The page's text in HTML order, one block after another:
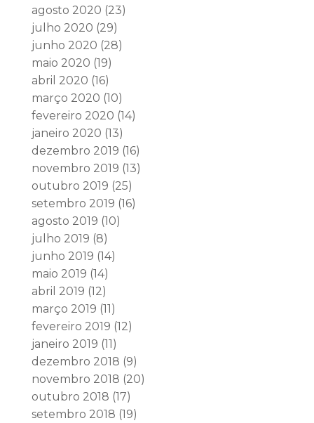
agosto 2020 (23)
julho 2020 (29)
junho 2020 (28)
maio 2020 (19)
abril 2020 (16)
março 2020 (10)
fevereiro 2020 (14)
janeiro 2020 (13)
dezembro 2019 (16)
novembro 2019 (13)
outubro 2019 (25)
setembro 2019 (16)
agosto 2019 (10)
julho 2019 (8)
junho 2019 (14)
maio 2019 (14)
abril 2019 (12)
março 2019 (11)
fevereiro 2019 (12)
janeiro 2019 (11)
dezembro 2018 (9)
novembro 2018 (20)
outubro 2018 (17)
setembro 2018 (19)